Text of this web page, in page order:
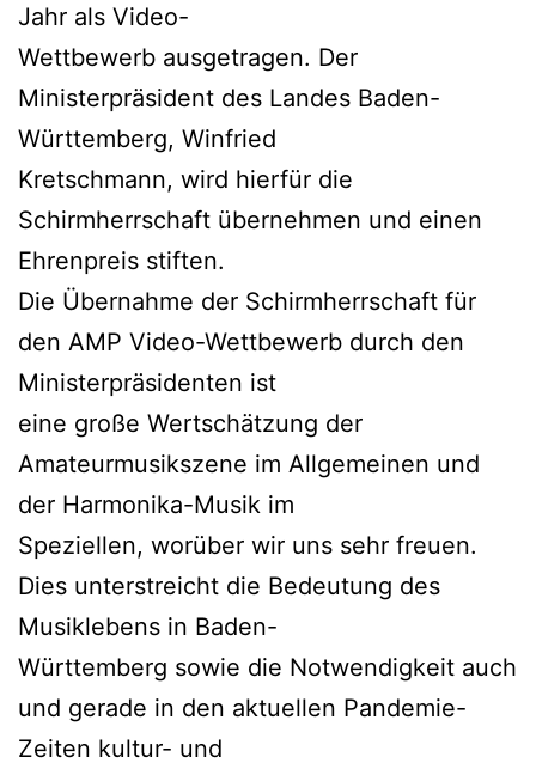
Jahr als Video-
Wettbewerb ausgetragen. Der
Ministerpräsident des Landes Baden-
Württemberg, Winfried
Kretschmann, wird hierfür die
Schirmherrschaft übernehmen und einen
Ehrenpreis stiften.
Die Übernahme der Schirmherrschaft für
den AMP Video-Wettbewerb durch den
Ministerpräsidenten ist
eine große Wertschätzung der
Amateurmusikszene im Allgemeinen und
der Harmonika-Musik im
Speziellen, worüber wir uns sehr freuen.
Dies unterstreicht die Bedeutung des
Musiklebens in Baden-
Württemberg sowie die Notwendigkeit auch
und gerade in den aktuellen Pandemie-
Zeiten kultur- und